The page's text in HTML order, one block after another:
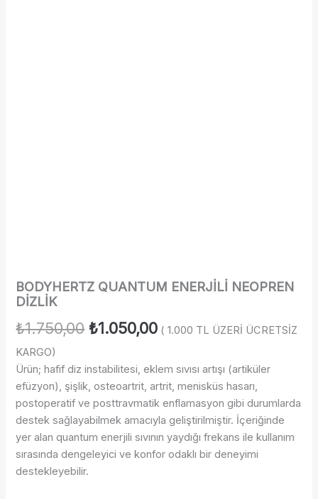
BODYHERTZ QUANTUM ENERJİLİ NEOPREN
DİZLİK
₺1.750,00 ₺1.050,00 ( 1.000 TL ÜZERİ ÜCRETSİZ
KARGO)
Ürün; hafif diz instabilitesi, eklem sıvısı artışı (artiküler
efüzyon), şişlik, osteoartrit, artrit, menisküs hasarı,
postoperatif ve posttravmatik enflamasyon gibi durumlarda
destek sağlayabilmek amacıyla geliştirilmiştir. İçeriğinde
yer alan quantum enerjili sıvının yaydığı frekans ile kullanım
sırasında dengeleyici ve konfor odaklı bir deneyimi
destekleyebilir.